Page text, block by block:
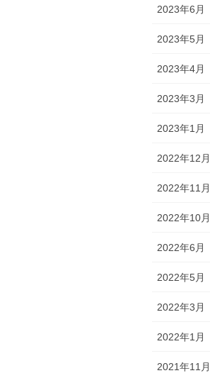
2023年6月
2023年5月
2023年4月
2023年3月
2023年1月
2022年12月
2022年11月
2022年10月
2022年6月
2022年5月
2022年3月
2022年1月
2021年11月